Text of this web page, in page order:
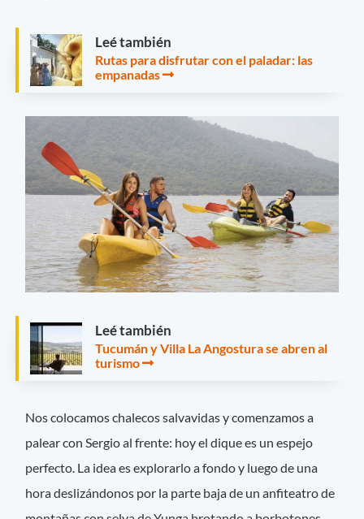
Leé también
Rutas para disfrutar con el paladar: las
empanadas
Leé también
Tucumán y Villa La Angostura se abren al
turismo
Nos colocamos chalecos salvavidas y comenzamos a
palear con Sergio al frente: hoy el dique es un espejo
perfecto. La idea es explorarlo a fondo y luego de una
hora deslizándonos por la parte baja de un anfiteatro de